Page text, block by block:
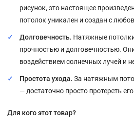
рисунок, это настоящее
потолок уникален и создан с
Долговечность. Натяжные
прочностью и долговечностью.
воздействием солнечных лучей и
Простота ухода. За натяжным
— достаточно просто протереть
Для кого этот товар?